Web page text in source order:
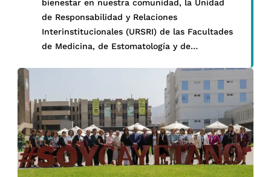
bienestar en nuestra comunidad, la Unidad
de Responsabilidad y Relaciones
Interinstitucionales (URSRI) de las Facultades
de Medicina, de Estomatología y de
campaña de salud preventiva, realizada el 4
de mayo en colaboración con la Oficina
Municipal de Atención a […]